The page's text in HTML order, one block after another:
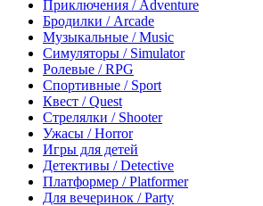
Приключения / Adventure
Бродилки / Arcade
Музыкальные / Music
Симуляторы / Simulator
Ролевые / RPG
Спортивные / Sport
Квест / Quest
Стрелялки / Shooter
Ужасы / Horror
Игры для детей
Детективы / Detective
Платформер / Platformer
Для вечеринок / Party